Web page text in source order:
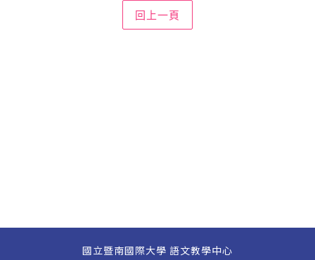
國立暨南國際大學 語文教學中心